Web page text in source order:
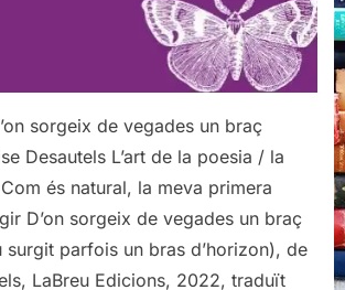
sorgeix de vegades un braç
Desautels L’art de la poesia / la
és natural, la meva primera
D’on sorgeix de vegades un braç
surgit parfois un bras d’horizon), de
LaBreu Edicions, 2022, traduït